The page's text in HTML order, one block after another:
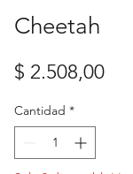
Cheetah
$ 2.508,00
Cantidad *